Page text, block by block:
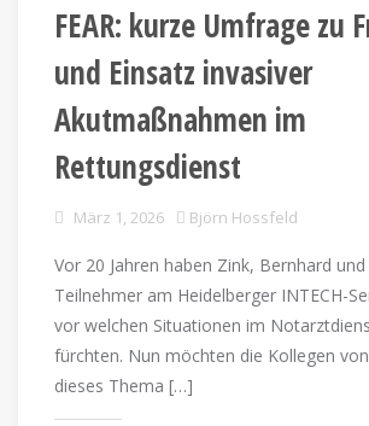
FEAR: kurze Umfrage zu
und Einsatz invasiver
Akutmaßnahmen im
Rettungsdienst
März 1, 2026 Björn Hossfeld
Vor 20 Jahren haben Zink, Bernhard
Teilnehmer am Heidelberger INTECH-
vor welchen Situationen im
fürchten. Nun möchten die Kollegen
dieses Thema […]